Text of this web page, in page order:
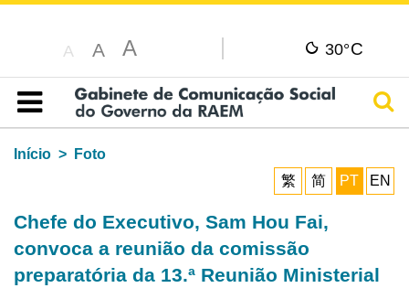
A A A 30°C
Índice
Início
Foto
繁
简 PT EN
Chefe do Executivo, Sam Hou Fai,
convoca a reunião da comissão
preparatória da 13.ª Reunião Ministerial